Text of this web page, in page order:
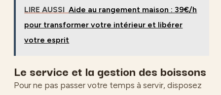
LIRE AUSSI Aide au rangement maison : 39€/h
pour transformer votre intérieur et libérer
votre esprit
Le service et la gestion des boissons
Pour ne pas passer votre temps à servir, disposez